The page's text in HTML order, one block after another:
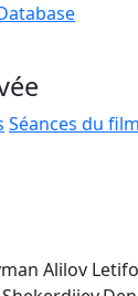
Séances du
Alilov